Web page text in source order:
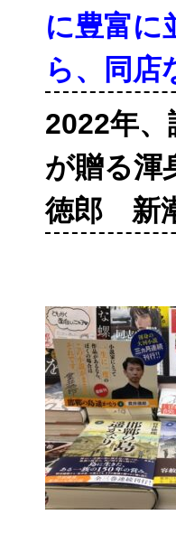
に豊富に
ら、同店
2022年
が贈る渾
徳郎 新